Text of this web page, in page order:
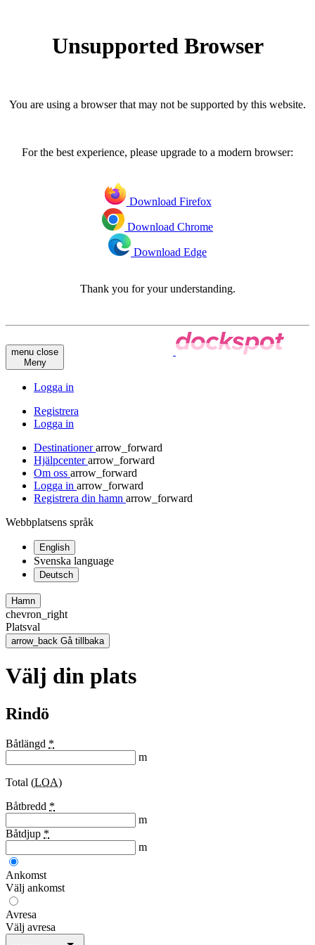
Unsupported Browser
You are using a browser that may not be supported by this website.
For the best experience, please upgrade to a modern browser:
Download Firefox
Download Chrome
Download Edge
Thank you for your understanding.
menu close
Meny
Logga in
Registrera
Logga in
Destinationerarrow_forward
Hjälpcenterarrow_forward
Om oss arrow_forward
Logga in arrow_forward
Registrera din hamn arrow_forward
Webbplatsens språk
English
Svenska language
Deutsch
Hamn
chevron_right
Platsval
arrow_back Gå tillbaka
Välj din plats
Rindö
Båtlängd *
m
Total (LOA)
Båtbredd *
m
Båtdjup *
m
Ankomst
Välj ankomst
Avresa
Välj avresa